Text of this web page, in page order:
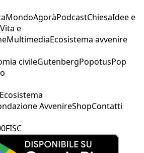
MondoAgoràPodcastChiesaIdee e
Vita e
MultimediaEcosistema avvenire
civileGutenbergPopotusPop
Ecosistema
AvvenireShopContatti
FISC